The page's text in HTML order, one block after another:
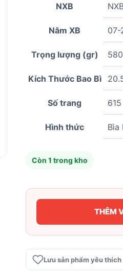
NXB
Năm XB 07-
Trọng lượng (gr) 580
Kích Thước Bao Bì
Số trang 615
Hình thức Bìa
Còn 1 trong kho
Lam
số
THÊM
Lưu sản phẩm yêu thích